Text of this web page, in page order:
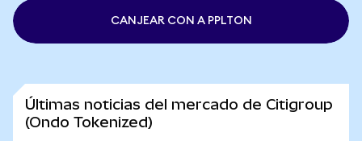
CANJEAR CON A PPLTON
Últimas noticias del mercado de Citigroup
(Ondo Tokenized)